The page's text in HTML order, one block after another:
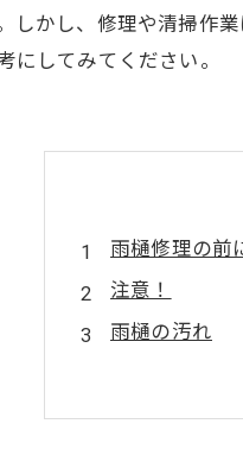
しかし、修理や清掃作
にしてみてください。
雨樋修理の前
注意！
雨樋の汚れ
トラブルを未